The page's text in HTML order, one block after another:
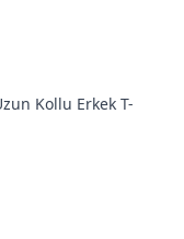
Kollu Erkek T-